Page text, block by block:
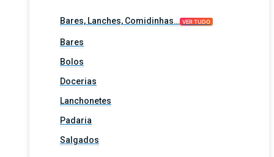
Bares, Lanches, Comidinhas… VER TUDO
Bares
Bolos
Docerias
Lanchonetes
Padaria
Salgados